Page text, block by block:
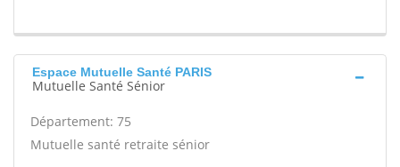
Espace Mutuelle Santé PARIS
Mutuelle Santé Sénior
Département: 75
Mutuelle santé retraite sénior